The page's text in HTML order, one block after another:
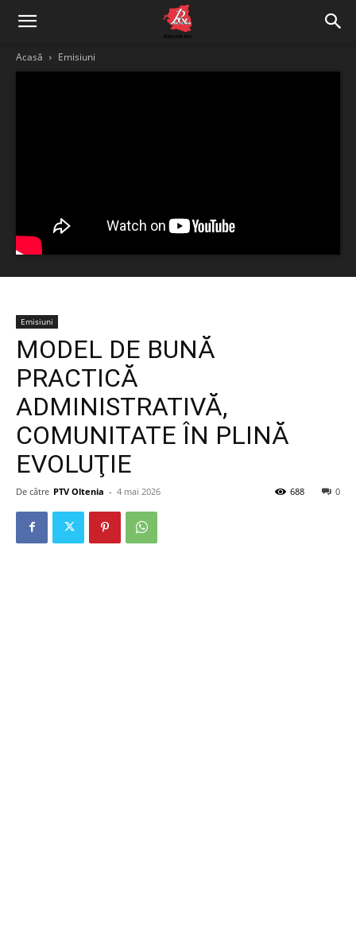
Acasă Emisiuni
Emisiuni
MODEL DE BUNĂ
PRACTICĂ
ADMINISTRATIVĂ,
COMUNITATE ÎN PLINĂ
EVOLUŢIE
De către PTV Oltenia - 4 mai 2026 0
688